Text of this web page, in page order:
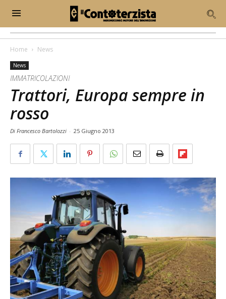
Home News
News
IMMATRICOLAZIONI
Trattori, Europa sempre in
rosso
Di Francesco Bartolozzi - 25 Giugno 2013